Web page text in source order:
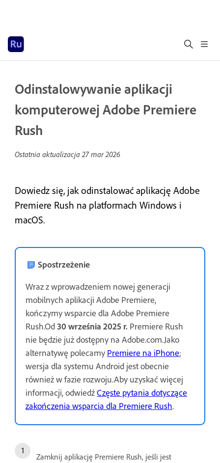
Odinstalowywanie aplikacji
komputerowej Adobe Premiere
Rush
Ostatnia aktualizacja27 mar 2026
Dowiedz się, jak odinstalować aplikację Adobe
Premiere Rush na platformach Windows i
macOS.
Spostrzeżenie
Wraz z wprowadzeniem nowej generacji
mobilnych aplikacji Adobe Premiere,
kończymy wsparcie dla Adobe Premiere
Rush.Od30 września 2025 r. Premiere Rush
nie będzie już dostępny na Adobe.com.Jako
alternatywę polecamy Premiere na iPhone;
wersja dla systemu Android jest obecnie
również w fazie rozwoju.Aby uzyskać więcej
informacji, odwiedźCzęste pytania dotyczące
zakończenia wsparcia dla Premiere Rush.
Zamknij aplikację Premiere Rush, jeśli jest